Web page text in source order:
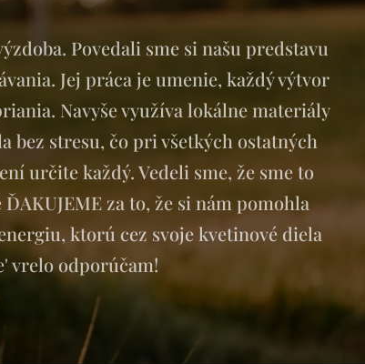
Povedali sme si našu predstavu
Jej práca je umenie, každý výtvor
Navyše využíva lokálne materiály
bez stresu, čo pri všetkých ostatných
určite každý. Vedeli sme, že sme to
za to, že si nám pomohla
ktorú cez svoje kvetinové diela
vrelo odporúčam!